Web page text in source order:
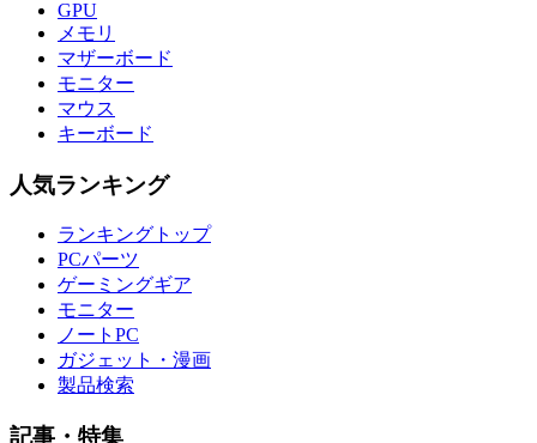
GPU
メモリ
マザーボード
モニター
マウス
キーボード
人気ランキング
ランキングトップ
PCパーツ
ゲーミングギア
モニター
ノートPC
ガジェット・漫画
製品検索
記事・特集